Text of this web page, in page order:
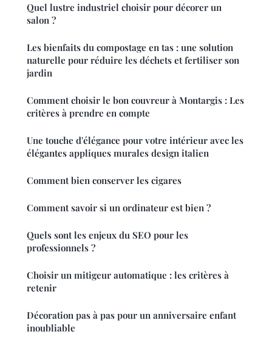
Quel lustre industriel choisir pour décorer un
salon ?
Les bienfaits du compostage en tas : une solution
naturelle pour réduire les déchets et fertiliser son
jardin
Comment choisir le bon couvreur à Montargis : Les
critères à prendre en compte
Une touche d'élégance pour votre intérieur avec les
élégantes appliques murales design italien
Comment bien conserver les cigares
Comment savoir si un ordinateur est bien ?
Quels sont les enjeux du SEO pour les
professionnels ?
Choisir un mitigeur automatique : les critères à
retenir
Décoration pas à pas pour un anniversaire enfant
inoubliable